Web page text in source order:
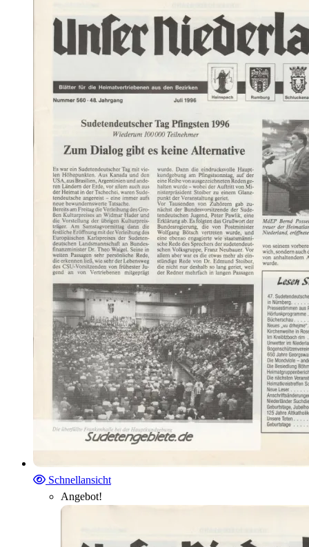
Schnellansicht
Angebot!